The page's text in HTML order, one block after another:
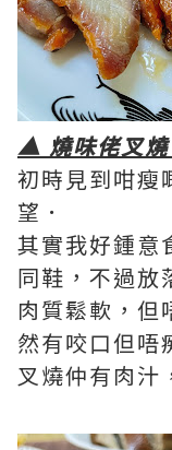
▲ 燒味佬叉
初時見到咁瘦
望．
其實我好鍾意
同鞋，不過放
肉質鬆軟，但
然有咬口但唔
叉燒仲有肉汁